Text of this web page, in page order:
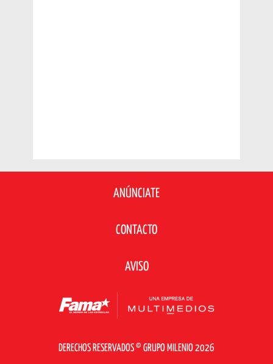
ANÚNCIATE
CONTACTO
AVISO
DERECHOS RESERVADOS © GRUPO MILENIO 2026